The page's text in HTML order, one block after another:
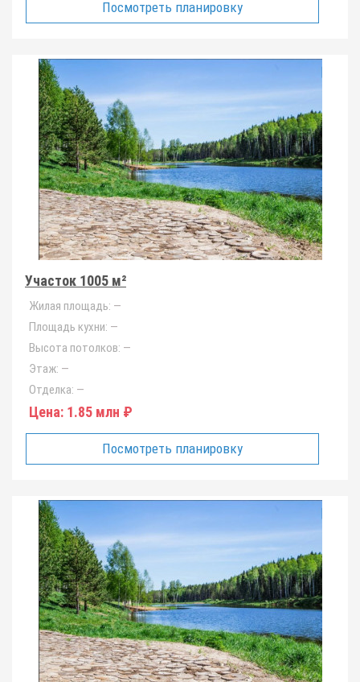
Посмотреть планировку
Участок 1005 м²
Жилая площадь: —
Площадь кухни: —
Высота потолков: —
Этаж: —
Отделка: —
Цена: 1.85 млн ₽
Посмотреть планировку